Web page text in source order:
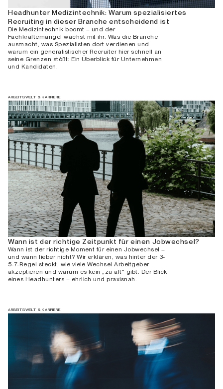
Headhunter Medizintechnik: Warum spezialisiertes
Recruiting in dieser Branche entscheidend ist
Die Medizintechnik boomt – und der
Fachkräftemangel wächst mit ihr. Was die Branche
ausmacht, was Spezialisten dort verdienen und
warum ein generalistischer Recruiter hier schnell an
seine Grenzen stößt: Ein Überblick für Unternehmen
und Kandidaten.
ARBEITSWELT & KARRIERE
Wann ist der richtige Zeitpunkt für einen Jobwechsel?
Wann ist der richtige Moment für einen Jobwechsel –
und wann lieber nicht? Wir erklären, was hinter der 3-
5-7-Regel steckt, wie viele Wechsel Arbeitgeber
akzeptieren und warum es kein „zu alt" gibt. Der Blick
eines Headhunters – ehrlich und praxisnah.
ARBEITSWELT & KARRIERE